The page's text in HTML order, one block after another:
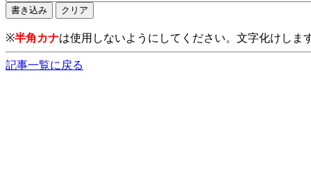
※半角カナは使用しないようにしてください。文字化けしま
記事一覧に戻る